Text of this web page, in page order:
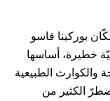
بوركينا فاسو
خطيرة، أساسها
والكوارث الطبيعية
الكثير من